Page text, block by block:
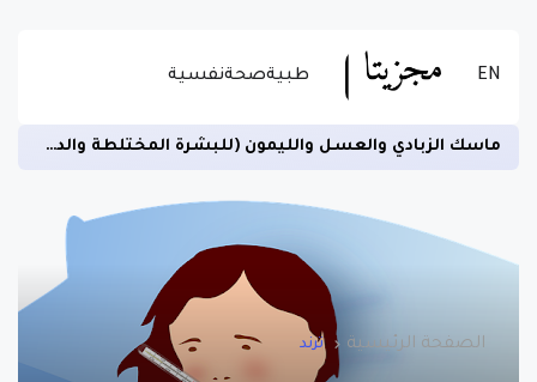
EN طبيةصحةنفسية
ماسك الزبادي والعسل والليمون (للبشرة المختلطة والدهنية)
الصفحة الرئيسية ترند